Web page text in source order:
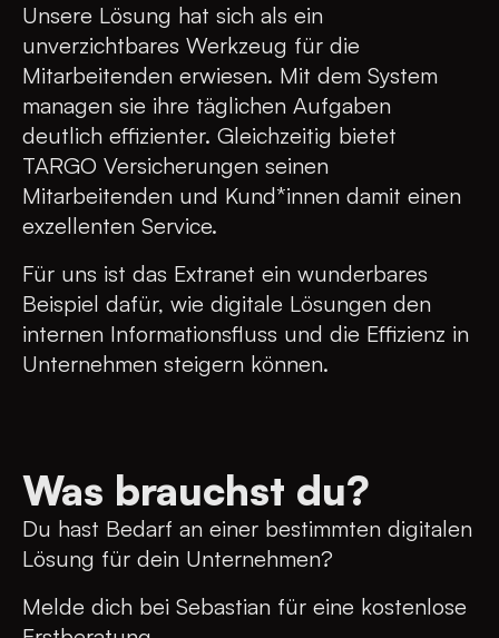
Unsere Lösung hat sich als ein
unverzichtbares Werkzeug für die
Mitarbeitenden erwiesen. Mit dem System
managen sie ihre täglichen Aufgaben
deutlich effizienter. Gleichzeitig bietet
TARGO Versicherungen seinen
Mitarbeitenden und Kund*innen damit einen
exzellenten Service.
Für uns ist das Extranet ein wunderbares
Beispiel dafür, wie digitale Lösungen den
internen Informationsfluss und die Effizienz in
Unternehmen steigern können.
Was brauchst du?
Du hast Bedarf an einer bestimmten digitalen
Lösung für dein Unternehmen?
Melde dich bei Sebastian für eine kostenlose